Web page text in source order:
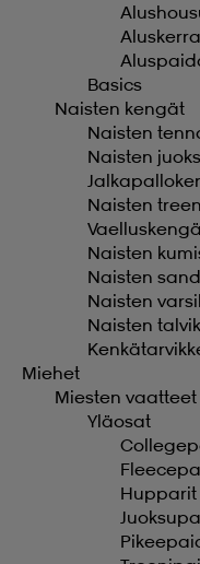
Basics
Naisten kengät
Naisten
Naisten
Naisten
Naisten
Naisten
Naisten
Naisten
Miehet
Miesten vaatteet
Yläosat
Hupparit